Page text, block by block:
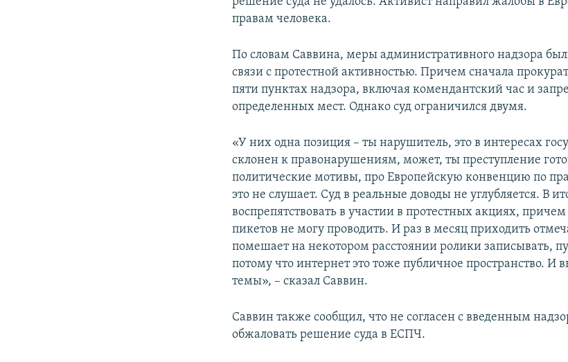
правам человека.
По словам Саввина, меры административного надзора
связи с протестной активностью. Причем сначала
пяти пунктах надзора, включая комендантский час и
определенных мест. Однако суд ограничился двумя.
«У них одна позиция – ты нарушитель, это в интересах
склонен к правонарушениям, может, ты преступление
политические мотивы, про Европейскую конвенцию по
это не слушает. Суд в реальные доводы не углубляется. В
воспрепятствовать в участии в протестных акциях,
пикетов не могу проводить. И раз в месяц приходить
помешает на некотором расстоянии ролики записывать,
потому что интернет это тоже публичное пространство. И
темы», – сказал Саввин.
Саввин также сообщил, что не согласен с введенным
обжаловать решение суда в ЕСПЧ.